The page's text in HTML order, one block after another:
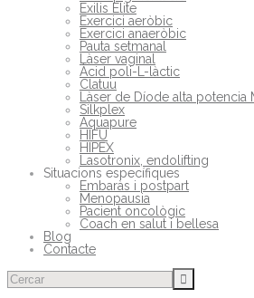
Exilis Elite
Exercici aeròbic
Exercici anaeròbic
Pauta setmanal
Làser vaginal
Àcid poli-L-làctic
Clatuu
Làser de Díode alta potencia
Silkplex
Aquapure
HIFU
HIPEX
Lasotronix, endolifting
Situacions específiques
Embaràs i postpart
Menopausia
Pacient oncològic
Coach en salut i bellesa
Blog
Contacte